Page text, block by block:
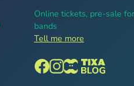
Online tickets, pre-sale
bands
Tell me more